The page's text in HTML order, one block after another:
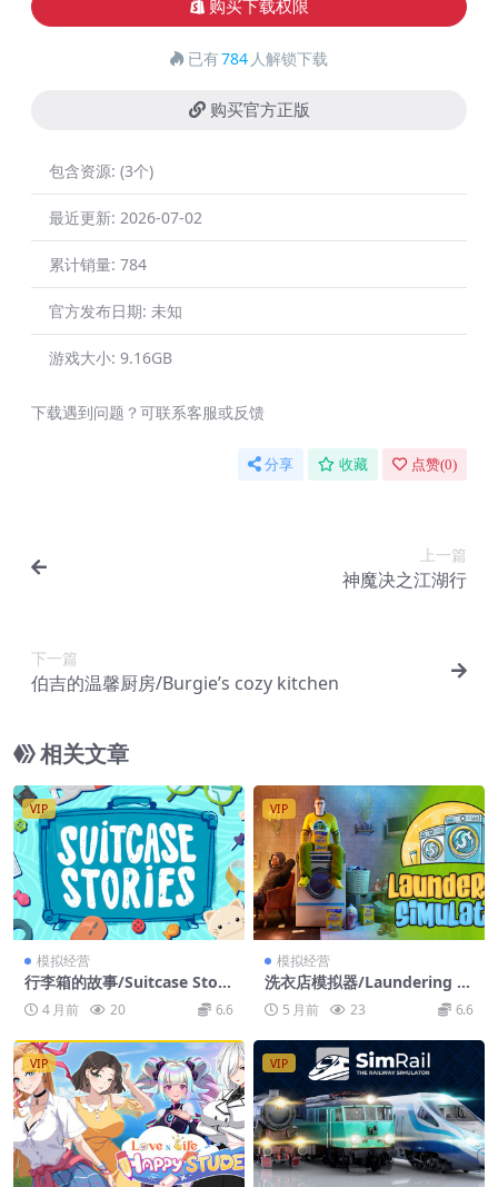
购买下载权限
已有784 人解锁下载
购买官方正版
包含资源: (3个)
最近更新: 2026-07-02
累计销量: 784
官方发布日期: 未知
游戏大小: 9.16GB
下载遇到问题？可联系客服或反馈
分享 收藏 点赞(0)
上一篇
神魔决之江湖行
下一篇
伯吉的温馨厨房/Burgie’s cozy kitchen
相关文章
VIP
模拟经营
行李箱的故事/Suitcase Stori
es 4 月前 20 6.6
VIP
模拟经营
洗衣店模拟器/Laundering Si
mulator – Clean Cash and L
aundry
5 月前 23 6.6
VIP VIP